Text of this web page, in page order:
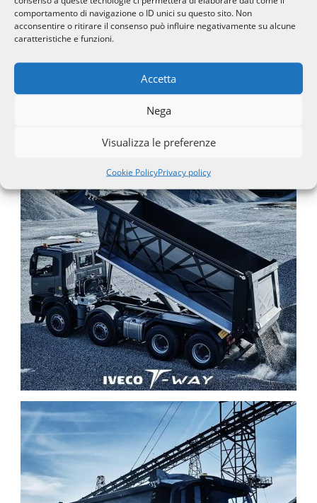
comportamento di navigazione o ID unici su questo sito. Non
acconsentire o ritirare il consenso può influire negativamente su alcune
caratteristiche e funzioni.
Accetta
Nega
Visualizza le preferenze
Cookie PolicyPrivacy policy